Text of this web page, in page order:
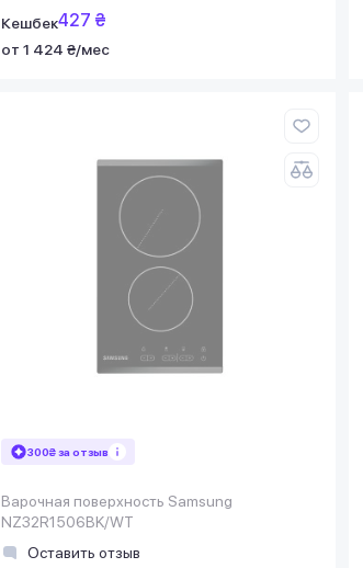
Кешбек427 ₴
от 1 424 ₴/мес
300₴ за отзыв
Варочная поверхность Samsung
NZ32R1506BK/WT
Оставить отзыв